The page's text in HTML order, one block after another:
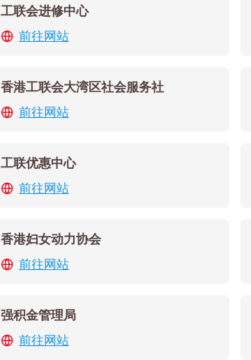
工联会进修中心
前往网站
香港工联会大湾区社会服务社
前往网站
工联优惠中心
前往网站
香港妇女动力协会
前往网站
强积金管理局
前往网站